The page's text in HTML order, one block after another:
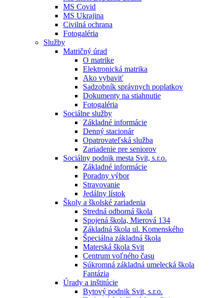
MS Covid
MS Ukrajina
Civilná ochrana
Fotogaléria
Služby
Matričný úrad
O matrike
Elektronická matrika
Ako vybaviť
Sadzobník správnych poplatkov
Dokumenty na stiahnutie
Fotogaléria
Sociálne služby
Základné informácie
Denný stacionár
Opatrovateľská služba
Zariadenie pre seniorov
Sociálny podnik mesta Svit, s.r.o.
Základné informácie
Poradny výbor
Stravovanie
Jedálny lístok
Školy a školské zariadenia
Stredná odborná škola
Spojená škola, Mierová 134
Základná škola ul. Komenského
Špeciálna základná škola
Materská škola Svit
Centrum voľného času
Súkromná základná umelecká škola
Fantázia
Úrady a inštitúcie
Bytový podnik Svit, s.r.o.